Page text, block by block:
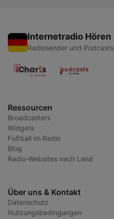
Internetradio Hören
Radiosender und Podcasts
Ressourcen
Broadcasters
Widgets
Fußball im Radio
Blog
Radio-Websites nach Land
Über uns & Kontakt
Datenschutz
Nutzungsbedingungen